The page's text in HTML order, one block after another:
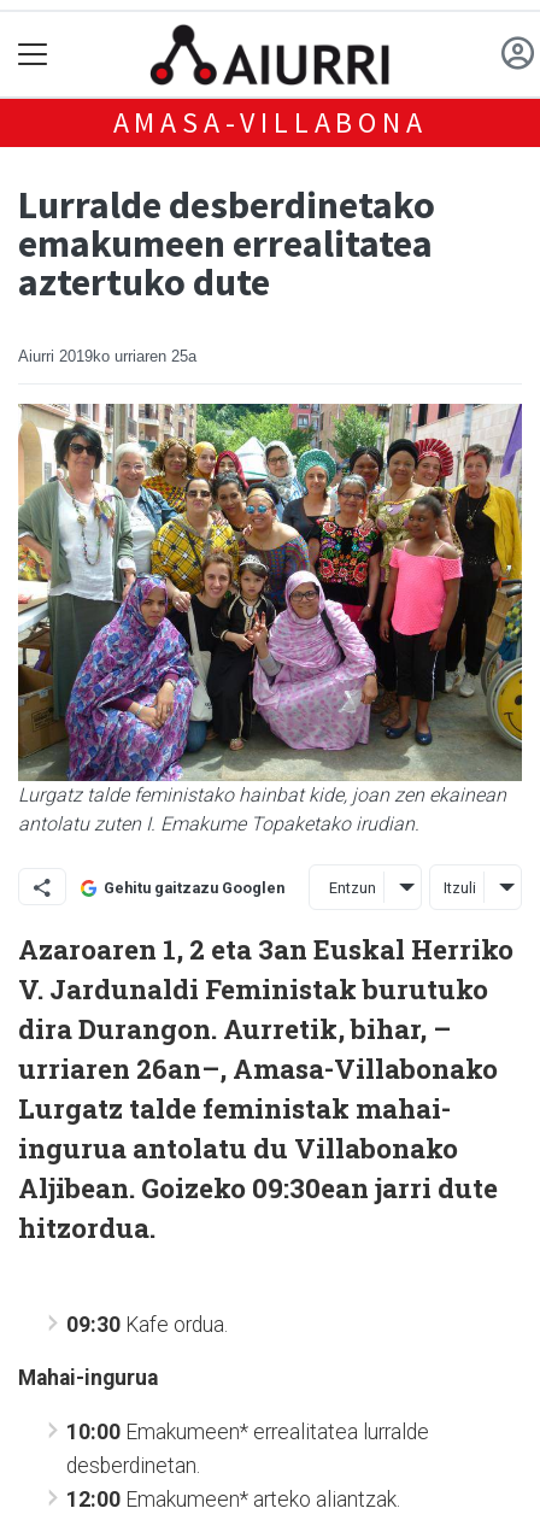
AMASA-VILLABONA
Lurralde desberdinetako
emakumeen errealitatea
aztertuko dute
Aiurri 2019ko urriaren 25a
Lurgatz talde feministako hainbat kide, joan zen ekainean
antolatu zuten I. Emakume Topaketako irudian.
Gehitu gaitzazu Googlen Entzun Itzuli
Azaroaren 1, 2 eta 3an Euskal Herriko
V. Jardunaldi Feministak burutuko
dira Durangon. Aurretik, bihar, –
urriaren 26an–, Amasa-Villabonako
Lurgatz talde feministak mahai-
ingurua antolatu du Villabonako
Aljibean. Goizeko 09:30ean jarri dute
hitzordua.
09:30 Kafe ordua.
Mahai-ingurua
10:00 Emakumeen* errealitatea lurralde
desberdinetan.
12:00 Emakumeen* arteko aliantzak.